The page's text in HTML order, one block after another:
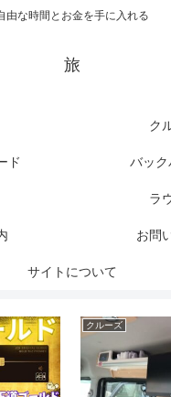
由な時間とお金を手に入れる
旅
ク
ド バック
ラ
お問
サイトについて
クルーズ